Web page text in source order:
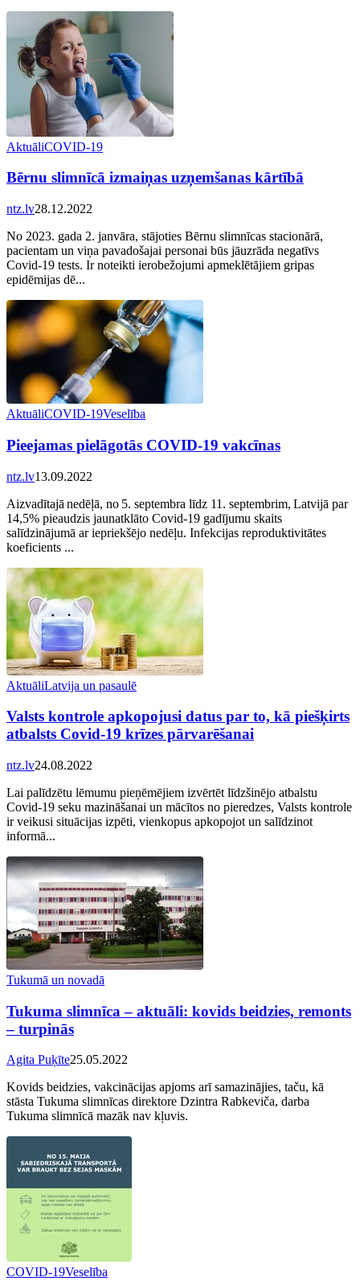
AktuāliCOVID-19
Bērnu slimnīcā izmaiņas uzņemšanas kārtībā
ntz.lv28.12.2022
No 2023. gada 2. janvāra, stājoties Bērnu slimnīcas stacionārā,
pacientam un viņa pavadošajai personai būs jāuzrāda negatīvs
Covid-19 tests. Ir noteikti ierobežojumi apmeklētājiem gripas
epidēmijas dē...
AktuāliCOVID-19Veselība
Pieejamas pielāgotās COVID-19 vakcīnas
ntz.lv13.09.2022
Aizvadītajā nedēļā, no 5. septembra līdz 11. septembrim, Latvijā par
14,5% pieaudzis jaunatklāto Covid-19 gadījumu skaits
salīdzinājumā ar iepriekšējo nedēļu. Infekcijas reproduktivitātes
koeficients ...
AktuāliLatvija un pasaulē
Valsts kontrole apkopojusi datus par to, kā piešķirts
atbalsts Covid-19 krīzes pārvarēšanai
ntz.lv24.08.2022
Lai palīdzētu lēmumu pieņēmējiem izvērtēt līdzšinējo atbalstu
Covid-19 seku mazināšanai un mācītos no pieredzes, Valsts kontrole
ir veikusi situācijas izpēti, vienkopus apkopojot un salīdzinot
informā...
Tukumā un novadā
Tukuma slimnīca – aktuāli: kovids beidzies, remonts
– turpinās
Agita Puķīte25.05.2022
Kovids beidzies, vakcinācijas apjoms arī samazinājies, taču, kā
stāsta Tukuma slimnīcas direktore Dzintra Rabkeviča, darba
Tukuma slimnīcā mazāk nav kļuvis.
COVID-19Veselība